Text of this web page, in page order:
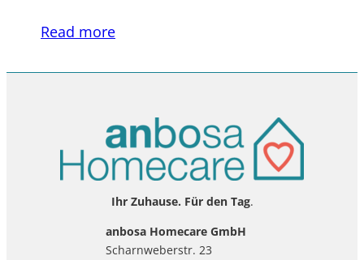
Read more
Ihr Zuhause. Für den Tag.
anbosa Homecare GmbH
Scharnweberstr. 23